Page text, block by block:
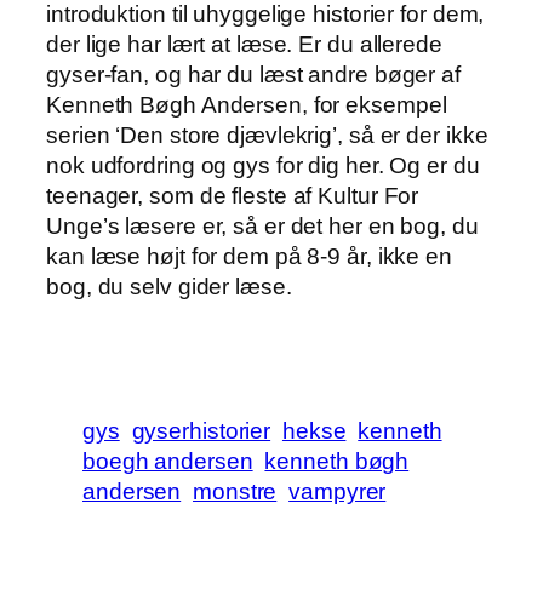
introduktion til uhyggelige historier for dem,
der lige har lært at læse. Er du allerede
gyser-fan, og har du læst andre bøger af
Kenneth Bøgh Andersen, for eksempel
serien ‘Den store djævlekrig’, så er der ikke
nok udfordring og gys for dig her. Og er du
teenager, som de fleste af Kultur For
Unge’s læsere er, så er det her en bog, du
kan læse højt for dem på 8-9 år, ikke en
bog, du selv gider læse.
gys gyserhistorier hekse kenneth
boegh andersen kenneth bøgh
andersen monstre vampyrer